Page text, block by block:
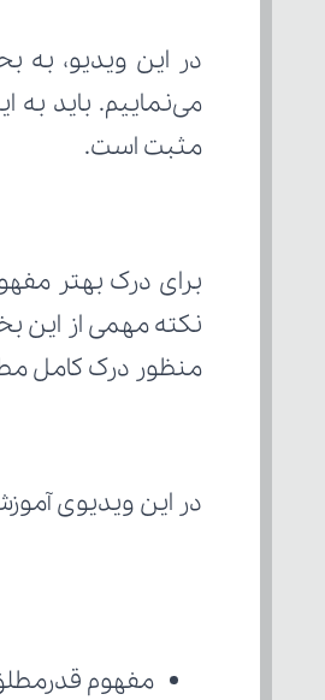
مثبت است.
منظور درک کامل
در این ویدیوی
مفهوم